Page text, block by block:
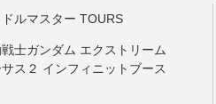
ルマスター TOURS
士ガンダム エクストリーム
ス２ インフィニットブース